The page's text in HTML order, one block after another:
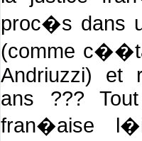
proc�s dans
(comme
Andriuzzi) et
ans ???
fran�aise